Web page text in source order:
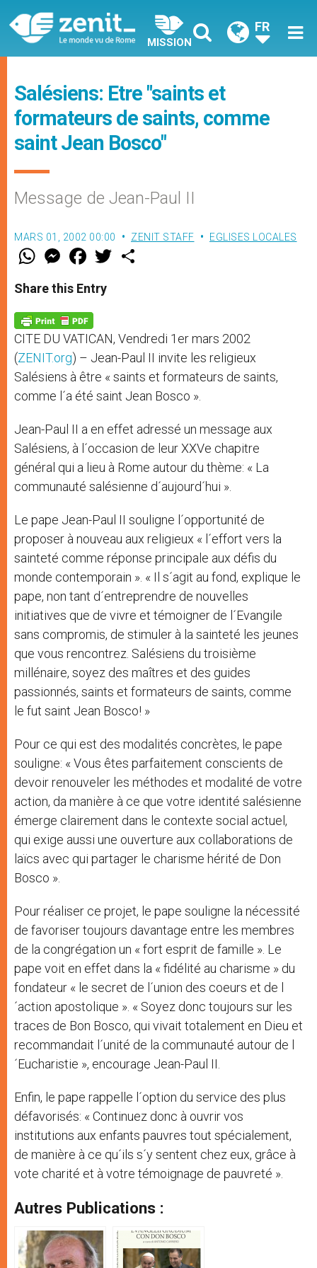
MISSION
FR
Salésiens: Etre "saints et
formateurs de saints, comme
saint Jean Bosco"
Message de Jean-Paul II
MARS 01, 2002 00:00 ZENIT STAFF EGLISES LOCALES
W
t
s
p
p
M
e
s
e
g
e
r
F
a
e
b
o
k
w
Share this Entry
CITE DU VATICAN, Vendredi 1er mars 2002
(ZENIT.org) – Jean-Paul II invite les religieux
Salésiens à être « saints et formateurs de saints,
comme l´a été saint Jean Bosco ».
Jean-Paul II a en effet adressé un message aux
Salésiens, à l´occasion de leur XXVe chapitre
général qui a lieu à Rome autour du thème: « La
communauté salésienne d´aujourd´hui ».
Le pape Jean-Paul II souligne l´opportunité de
proposer à nouveau aux religieux « l´effort vers la
sainteté comme réponse principale aux défis du
monde contemporain ». « Il s´agit au fond, explique le
pape, non tant d´entreprendre de nouvelles
initiatives que de vivre et témoigner de l´Evangile
sans compromis, de stimuler à la sainteté les jeunes
que vous rencontrez. Salésiens du troisième
millénaire, soyez des maîtres et des guides
passionnés, saints et formateurs de saints, comme
le fut saint Jean Bosco! »
Pour ce qui est des modalités concrètes, le pape
souligne: « Vous êtes parfaitement conscients de
devoir renouveler les méthodes et modalité de votre
action, da manière à ce que votre identité salésienne
émerge clairement dans le contexte social actuel,
qui exige aussi une ouverture aux collaborations de
laïcs avec qui partager le charisme hérité de Don
Bosco ».
Pour réaliser ce projet, le pape souligne la nécessité
de favoriser toujours davantage entre les membres
de la congrégation un « fort esprit de famille ». Le
pape voit en effet dans la « fidélité au charisme » du
fondateur « le secret de l´union des coeurs et de l
´action apostolique ». « Soyez donc toujours sur les
traces de Bon Bosco, qui vivait totalement en Dieu et
recommandait l´unité de la communauté autour de l
´Eucharistie », encourage Jean-Paul II.
Enfin, le pape rappelle l´option du service des plus
défavorisés: « Continuez donc à ouvrir vos
institutions aux enfants pauvres tout spécialement,
de manière à ce qu´ils s´y sentent chez eux, grâce à
vote charité et à votre témoignage de pauvreté ».
Autres Publications :